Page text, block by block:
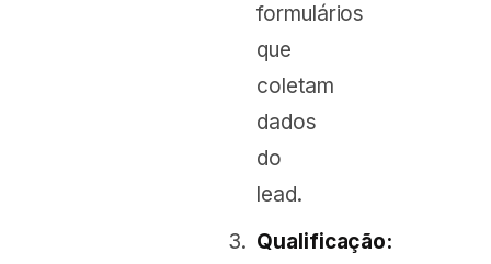
formulários
que
coletam
dados
do
lead.
Qualificação: